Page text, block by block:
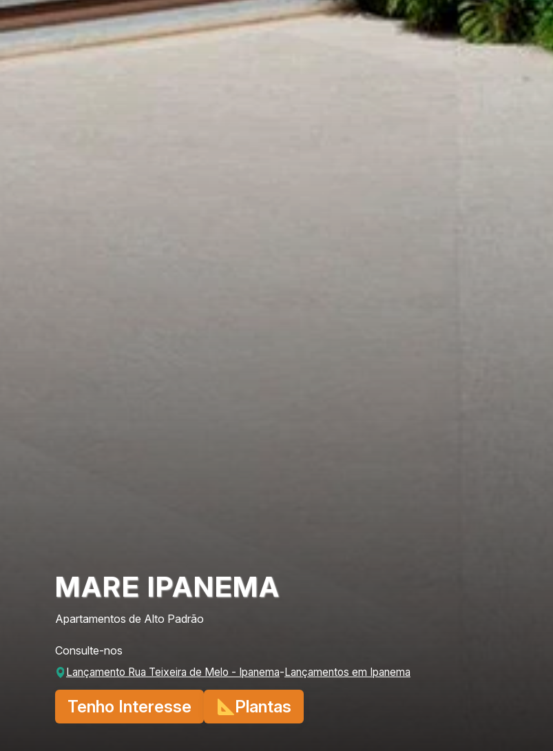
MARE IPANEMA
Apartamentos de Alto Padrão
Consulte-nos
Lançamento Rua Teixeira de Melo - Ipanema-Lançamentos em Ipanema
Tenho Interesse Plantas